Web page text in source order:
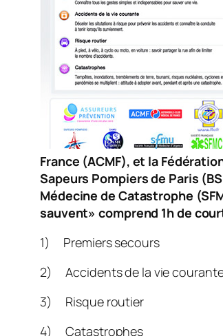
France (ACMF), et la
Sapeurs Pompiers de Paris
Médecine de Catastrophe
sauvent» comprend 1h de
1) Premiers secours
2) Accidents de la vie
3) Risque routier
4) Catastrophes